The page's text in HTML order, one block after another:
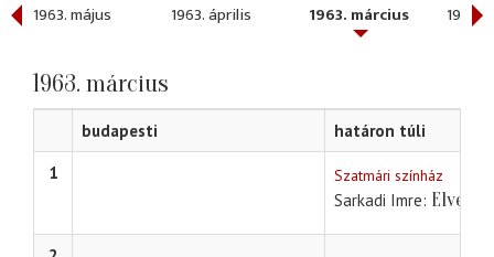
1963. május 1963. április 1963. március 1963.
1963. március
budapesti
határon túli
1
Szatmári színház
Sarkadi Imre